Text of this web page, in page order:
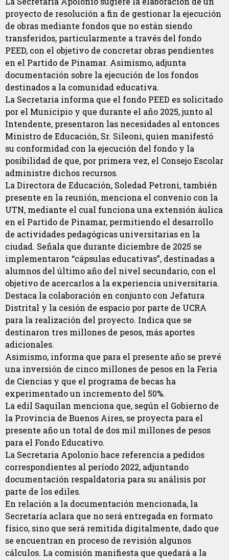
proyecto de resolución a fin de gestionar la ejecución
de obras mediante fondos que no están siendo
transferidos, particularmente a través del fondo
PEED, con el objetivo de concretar obras pendientes
en el Partido de Pinamar. Asimismo, adjunta
documentación sobre la ejecución de los fondos
destinados a la comunidad educativa.
La Secretaria informa que el fondo PEED es solicitado
por el Municipio y que durante el año 2025, junto al
Intendente, presentaron las necesidades al entonces
Ministro de Educación, Sr. Sileoni, quien manifestó
su conformidad con la ejecución del fondo y la
posibilidad de que, por primera vez, el Consejo Escolar
administre dichos recursos.
La Directora de Educación, Soledad Petroni, también
presente en la reunión, menciona el convenio con la
UTN, mediante el cual funciona una extensión áulica
en el Partido de Pinamar, permitiendo el desarrollo
de actividades pedagógicas universitarias en la
ciudad. Señala que durante diciembre de 2025 se
implementaron “cápsulas educativas”, destinadas a
alumnos del último año del nivel secundario, con el
objetivo de acercarlos a la experiencia universitaria.
Destaca la colaboración en conjunto con Jefatura
Distrital y la cesión de espacio por parte de UCRA
para la realización del proyecto. Indica que se
destinaron tres millones de pesos, más aportes
adicionales.
Asimismo, informa que para el presente año se prevé
una inversión de cinco millones de pesos en la Feria
de Ciencias y que el programa de becas ha
experimentado un incremento del 50%.
La edil Saquilan menciona que, según el Gobierno de
la Provincia de Buenos Aires, se proyecta para el
presente año un total de dos mil millones de pesos
para el Fondo Educativo.
La Secretaria Apolonio hace referencia a pedidos
correspondientes al período 2022, adjuntando
documentación respaldatoria para su análisis por
parte de los ediles.
En relación a la documentación mencionada, la
Secretaría aclara que no será entregada en formato
físico, sino que será remitida digitalmente, dado que
se encuentran en proceso de revisión algunos
cálculos. La comisión manifiesta que quedará a la